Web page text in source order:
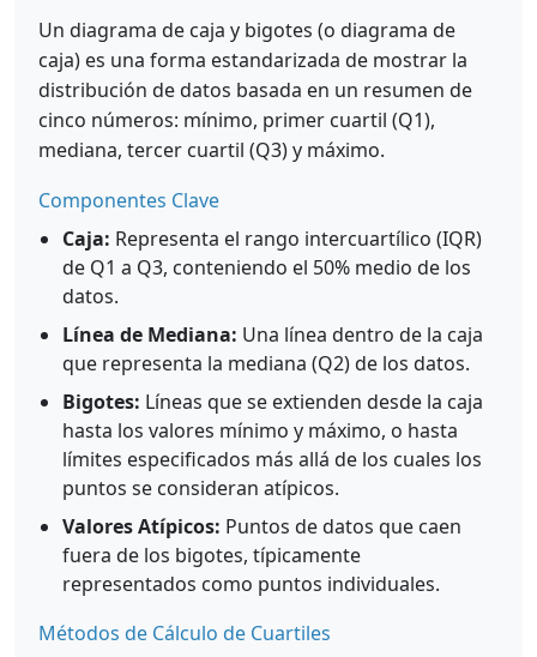
Un diagrama de caja y bigotes (o diagrama de
caja) es una forma estandarizada de mostrar la
distribución de datos basada en un resumen de
cinco números: mínimo, primer cuartil (Q1),
mediana, tercer cuartil (Q3) y máximo.
Componentes Clave
Caja: Representa el rango intercuartílico (IQR)
de Q1 a Q3, conteniendo el 50% medio de los
datos.
Línea de Mediana: Una línea dentro de la caja
que representa la mediana (Q2) de los datos.
Bigotes: Líneas que se extienden desde la caja
hasta los valores mínimo y máximo, o hasta
límites especificados más allá de los cuales los
puntos se consideran atípicos.
Valores Atípicos: Puntos de datos que caen
fuera de los bigotes, típicamente
representados como puntos individuales.
Métodos de Cálculo de Cuartiles